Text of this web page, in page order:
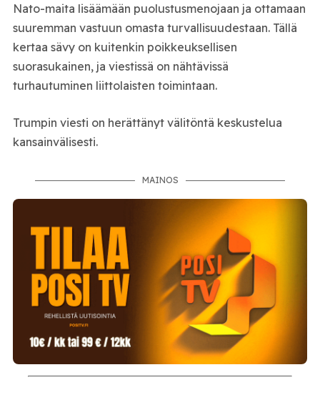
Nato-maita lisäämään puolustusmenojaan ja ottamaan
suuremman vastuun omasta turvallisuudestaan. Tällä
kertaa sävy on kuitenkin poikkeuksellisen
suorasukainen, ja viestissä on nähtävissä
turhautuminen liittolaisten toimintaan.
Trumpin viesti on herättänyt välitöntä keskustelua
kansainvälisesti.
MAINOS